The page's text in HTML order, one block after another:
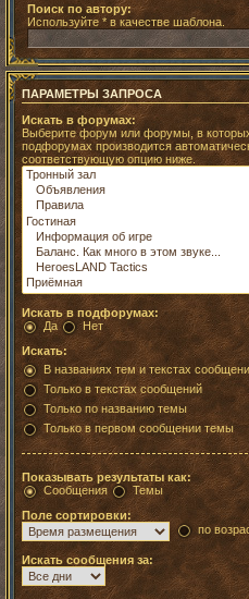
Поиск по автору:
Используйте * в качестве шаблона.
ПАРАМЕТРЫ ЗАПРОСА
Искать в форумах:
Выберите форум или форумы, в
подфорумах производится
соответствующую опцию ниже.
Искать в подфорумах:
Да
Нет
Искать:
В названиях тем и текстах
Только в текстах сообщений
Только по названию темы
Только в первом сообщении темы
Показывать результаты как:
Сообщения
Темы
Поле сортировки:
по
Искать сообщения за: